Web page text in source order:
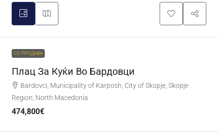
СЕ ПРОДАВА
Плац За Куќи Во Бардовци
Bardovci, Municipality of Karposh, City of Skopje, Skopje
Region, North Macedonia
474,800€